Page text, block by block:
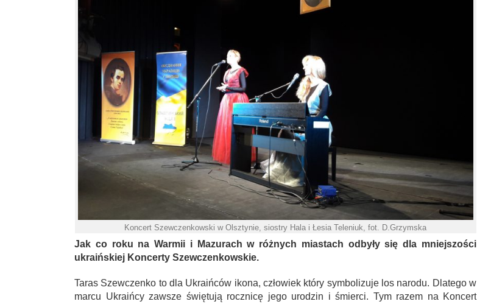
Koncert Szewczenkowski w Olsztynie, siostry Hala i Łesia Teleniuk, fot. D.Grzymska
Jak co roku na Warmii i Mazurach w różnych miastach odbyły się dla mniejszości
ukraińskiej Koncerty Szewczenkowskie.
Taras Szewczenko to dla Ukraińców ikona, człowiek który symbolizuje los narodu. Dlatego w
marcu Ukraińcy zawsze świętują rocznicę jego urodzin i śmierci. Tym razem na Koncert